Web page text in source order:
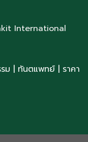
International
ม ทันตแพทย์
| ราคา